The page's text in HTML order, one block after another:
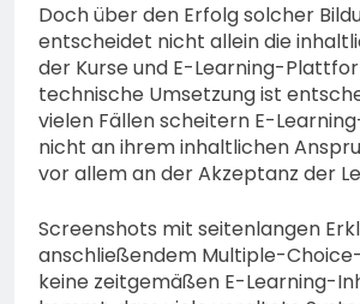
Doch über den Erfolg solcher
entscheidet nicht allein die
der Kurse und E-Learning-
technische Umsetzung ist
vielen Fällen scheitern E-
nicht an ihrem inhaltlichen
vor allem an der Akzeptanz der
Screenshots mit seitenlangen
anschließendem Multiple-
keine zeitgemäßen E-Learning-